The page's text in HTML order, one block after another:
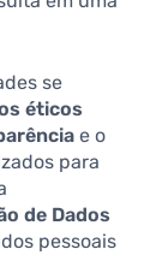
se
éticos
e o
para
de Dados
pessoais